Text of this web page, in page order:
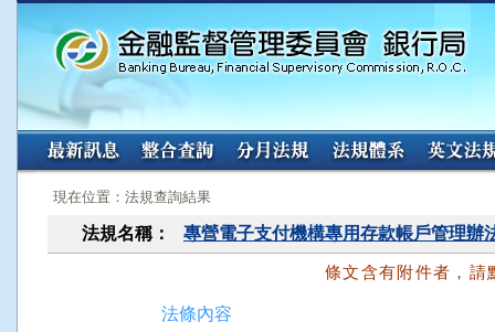
:::
現在位置：法規查詢結果
法規名稱： 專營電子支付機構專用存款帳戶管理辦
條文含有附件者，請
法條內容